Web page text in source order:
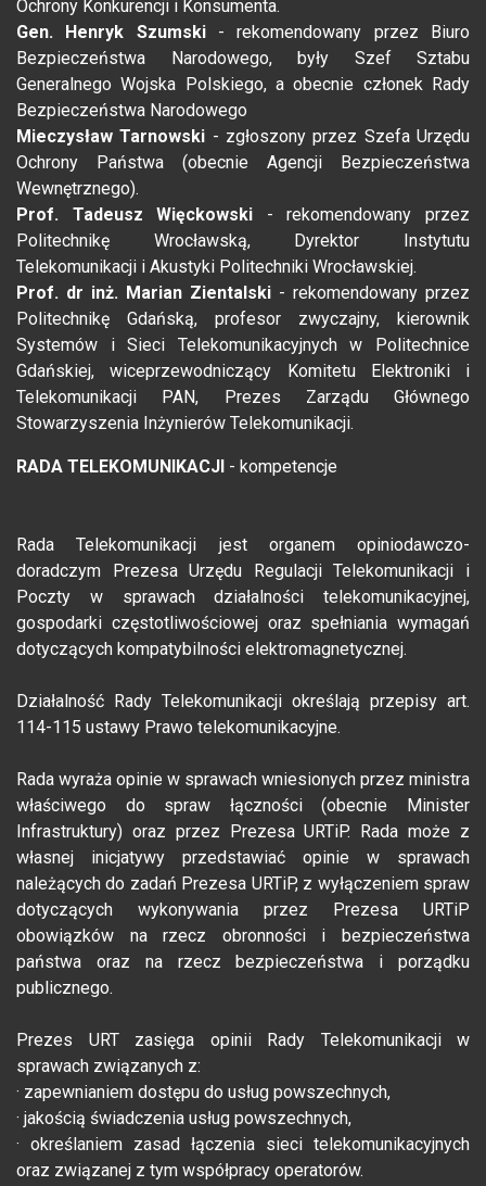
Ochrony Konkurencji i Konsumenta.
Gen. Henryk Szumski- rekomendowany przez Biuro
Bezpieczeństwa Narodowego, były Szef Sztabu
Generalnego Wojska Polskiego, a obecnie członek Rady
Bezpieczeństwa Narodowego
Mieczysław Tarnowski - zgłoszony przez Szefa Urzędu
Ochrony Państwa (obecnie Agencji Bezpieczeństwa
Wewnętrznego).
Prof. Tadeusz Więckowski - rekomendowany przez
Politechnikę Wrocławską, Dyrektor Instytutu
Telekomunikacji i Akustyki Politechniki Wrocławskiej.
Prof. dr inż. Marian Zientalski - rekomendowany przez
Politechnikę Gdańską, profesor zwyczajny, kierownik
Systemów i Sieci Telekomunikacyjnych w Politechnice
Gdańskiej, wiceprzewodniczący Komitetu Elektroniki i
Telekomunikacji PAN, Prezes Zarządu Głównego
Stowarzyszenia Inżynierów Telekomunikacji.
RADA TELEKOMUNIKACJI - kompetencje
Rada Telekomunikacji jest organem opiniodawczo-
doradczym Prezesa Urzędu Regulacji Telekomunikacji i
Poczty w sprawach działalności telekomunikacyjnej,
gospodarki częstotliwościowej oraz spełniania wymagań
dotyczących kompatybilności elektromagnetycznej.
Działalność Rady Telekomunikacji określają przepisy art.
114-115 ustawy Prawo telekomunikacyjne.
Rada wyraża opinie w sprawach wniesionych przez ministra
właściwego do spraw łączności (obecnie Minister
Infrastruktury) oraz przez Prezesa URTiP. Rada może z
własnej inicjatywy przedstawiać opinie w sprawach
należących do zadań Prezesa URTiP, z wyłączeniem spraw
dotyczących wykonywania przez Prezesa URTiP
obowiązków na rzecz obronności i bezpieczeństwa
państwa oraz na rzecz bezpieczeństwa i porządku
publicznego.
Prezes URT zasięga opinii Rady Telekomunikacji w
sprawach związanych z:
· zapewnianiem dostępu do usług powszechnych,
· jakością świadczenia usług powszechnych,
· określaniem zasad łączenia sieci telekomunikacyjnych
oraz związanej z tym współpracy operatorów.